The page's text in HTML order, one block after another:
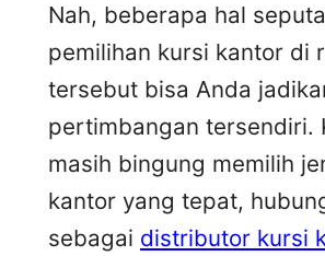
Nah, beberapa hal
pemilihan kursi kantor di
tersebut bisa Anda
pertimbangan tersendiri.
masih bingung memilih
kantor yang tepat,
sebagai distributor kursi